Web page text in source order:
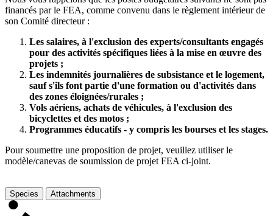
financés par le FEA, comme convenu dans le règlement intérieur de
son Comité directeur :
Les salaires, à l'exclusion des experts/consultants engagés
pour des activités spécifiques liées à la mise en œuvre des
projets ;
Les indemnités journalières de subsistance et le logement,
sauf s'ils font partie d'une formation ou d'activités dans
des zones éloignées/rurales ;
Vols aériens, achats de véhicules, à l'exclusion des
bicyclettes et des motos ;
Programmes éducatifs - y compris les bourses et les stages.
Pour soumettre une proposition de projet, veuillez utiliser le
modèle/canevas de soumission de projet FEA ci-joint.
Species Attachments